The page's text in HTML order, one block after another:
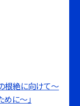
根絶に向けて〜
に〜」